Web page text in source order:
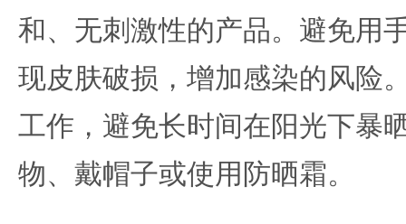
和、无刺激性的产品。避免用
现皮肤破损，增加感染的风险
工作，避免长时间在阳光下暴
物、戴帽子或使用防晒霜。